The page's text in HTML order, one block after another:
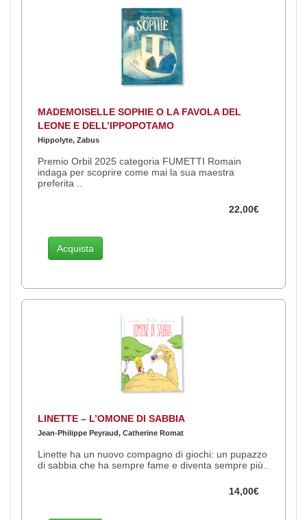
MADEMOISELLE SOPHIE O LA FAVOLA DEL
LEONE E DELL’IPPOPOTAMO
Hippolyte, Zabus
Premio Orbil 2025 categoria FUMETTI Romain
indaga per scoprire come mai la sua maestra
preferita ..
22,00€
Acquista
LINETTE – L’OMONE DI SABBIA
Jean-Philippe Peyraud, Catherine Romat
Linette ha un nuovo compagno di giochi: un pupazzo
di sabbia che ha sempre fame e diventa sempre più..
14,00€